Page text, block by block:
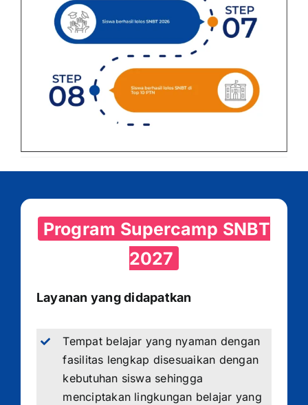
Program Supercamp SNBT
2027
Layanan yang didapatkan
Tempat belajar yang nyaman dengan
fasilitas lengkap disesuaikan dengan
kebutuhan siswa sehingga
menciptakan lingkungan belajar yang